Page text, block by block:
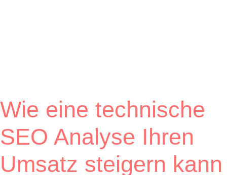
Wie eine technische
SEO Analyse Ihren
Umsatz steigern kann